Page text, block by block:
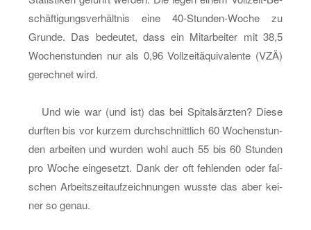
schäf­ti­gungs­ver­hält­nis eine 40-Stun­den-Wo­che zu
Grun­de. Das be­deu­tet, dass ein Mit­ar­bei­ter mit 38,5
Wo­chen­stun­den nur als 0,96 Voll­zei­t­äqui­va­len­te (VZÄ)
ge­rech­net wird.
Und wie war (und ist) das bei Spi­tals­ärz­ten? Diese
durf­ten bis vor kur­zem durch­schnitt­lich 60 Wo­chen­stun­
den ar­bei­ten und wur­den wohl auch 55 bis 60 Stun­den
pro Woche ein­ge­setzt. Dank der oft feh­len­den oder fal­
schen Ar­beits­zeit­auf­zeich­nun­gen wuss­te das aber kei­
ner so genau.